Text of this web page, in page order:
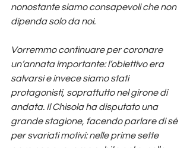
nonostante siamo consapevoli che non
dipenda solo da noi.
Vorremmo continuare per coronare
un’annata importante: l’obiettivo era
salvarsi e invece siamo stati
protagonisti, soprattutto nel girone di
andata. Il Chisola ha disputato una
grande stagione, facendo parlare di sé
per svariati motivi: nelle prime sette